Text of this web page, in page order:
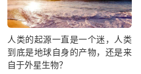
人类的起源一直是一个迷，人类
到底是地球自身的产物，还是来
自于外星生物？